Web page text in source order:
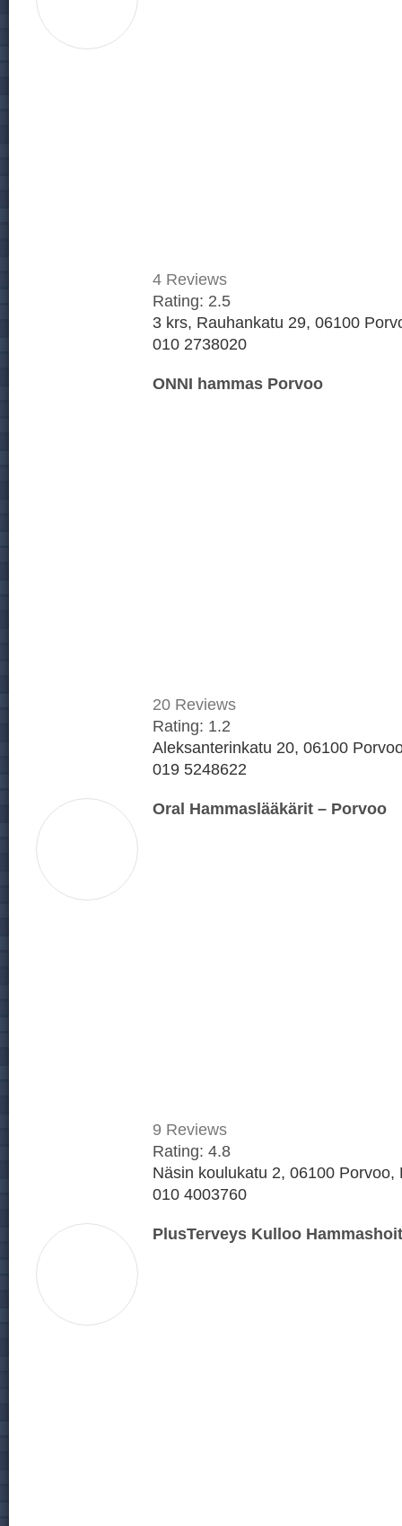
4 Reviews
Rating: 2.5
3 krs, Rauhankatu 29, 06100
010 2738020
ONNI hammas Porvoo
20 Reviews
Rating: 1.2
Aleksanterinkatu 20, 06100
019 5248622
Oral Hammaslääkärit – Porvoo
9 Reviews
Rating: 4.8
Näsin koulukatu 2, 06100 Porvoo,
010 4003760
PlusTerveys Kulloo